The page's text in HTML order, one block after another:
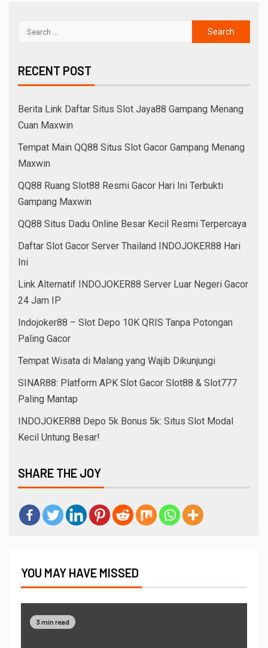
RECENT POST
Berita Link Daftar Situs Slot Jaya88 Gampang Menang
Cuan Maxwin
Tempat Main QQ88 Situs Slot Gacor Gampang Menang
Maxwin
QQ88 Ruang Slot88 Resmi Gacor Hari Ini Terbukti
Gampang Maxwin
QQ88 Situs Dadu Online Besar Kecil Resmi Terpercaya
Daftar Slot Gacor Server Thailand INDOJOKER88 Hari
Ini
Link Alternatif INDOJOKER88 Server Luar Negeri Gacor
24 Jam IP
Indojoker88 – Slot Depo 10K QRIS Tanpa Potongan
Paling Gacor
Tempat Wisata di Malang yang Wajib Dikunjungi
SINAR88: Platform APK Slot Gacor Slot88 & Slot777
Paling Mantap
INDOJOKER88 Depo 5k Bonus 5k: Situs Slot Modal
Kecil Untung Besar!
SHARE THE JOY
YOU MAY HAVE MISSED
3 min read